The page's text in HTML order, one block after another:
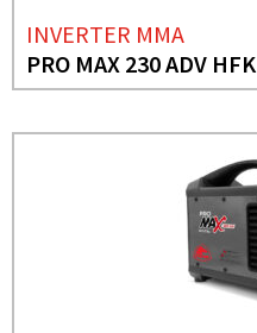
INVERTER MMA
PRO MAX 230 ADV HFK